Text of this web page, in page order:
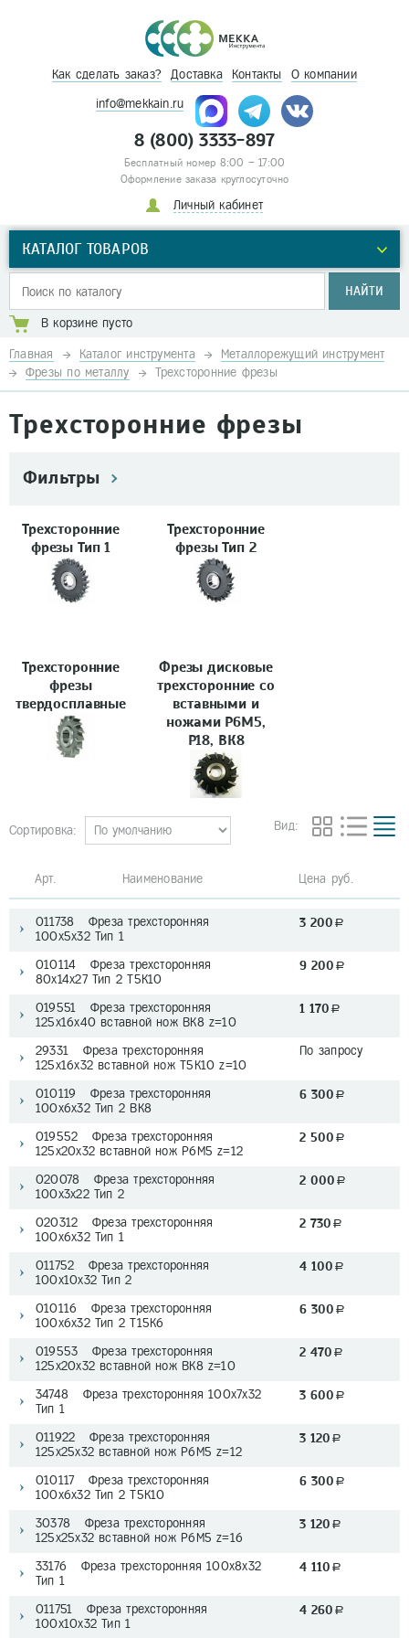
Как сделать заказ? Доставка Контакты О компании
info@mekkain.ru
8 (800) 3333-897
Бесплатный номер 8:00 – 17:00
Оформление заказа круглосуточно
Личный кабинет
КАТАЛОГ ТОВАРОВ
НАЙТИ
В корзине пусто
Главная Каталог инструмента
Металлорежущий инструмент
Фрезы по металлу
Трехсторонние фрезы
Трехсторонние фрезы
Фильтры
Трехсторонние
фрезы Тип 1
Трехсторонние
фрезы Тип 2
Трехсторонние
фрезы
твердосплавные
Фрезы дисковые
трехсторонние со
вставными и
ножами Р6М5,
Р18, ВК8
Сортировка: Вид:
Арт. Наименование Цена руб.
011738 Фреза трехсторонняя
100х5х32 Тип 1
3 200 a
010114 Фреза трехсторонняя
80х14х27 Тип 2 T5K10
9 200 a
019551 Фреза трехсторонняя
125х16х40 вставной нож ВК8 z=10
1 170 a
29331 Фреза трехсторонняя
125х16х32 вставной нож Т5К10 z=10
По запросу
010119 Фреза трехсторонняя
100х6х32 Тип 2 BK8
6 300 a
019552 Фреза трехсторонняя
125х20х32 вставной нож Р6М5 z=12
2 500 a
020078 Фреза трехсторонняя
100х3х22 Тип 2
2 000 a
020312 Фреза трехсторонняя
100х6х32 Тип 1
2 730 a
011752 Фреза трехсторонняя
100х10х32 Тип 2
4 100 a
010116 Фреза трехсторонняя
100х6х32 Тип 2 T15K6
6 300 a
019553 Фреза трехсторонняя
125х20x32 вставной нож ВК8 z=10
2 470 a
34748 Фреза трехсторонняя 100х7х32
Тип 1
3 600 a
011922 Фреза трехсторонняя
125х25x32 вставной нож Р6М5 z=12
3 120 a
010117 Фреза трехсторонняя
100х6х32 Тип 2 T5K10
6 300 a
30378 Фреза трехсторонняя
125х25x32 вставной нож Р6М5 z=16
3 120 a
33176 Фреза трехсторонняя 100х8х32
Тип 1
4 110 a
011751 Фреза трехсторонняя
100х10х32 Тип 1
4 260 a